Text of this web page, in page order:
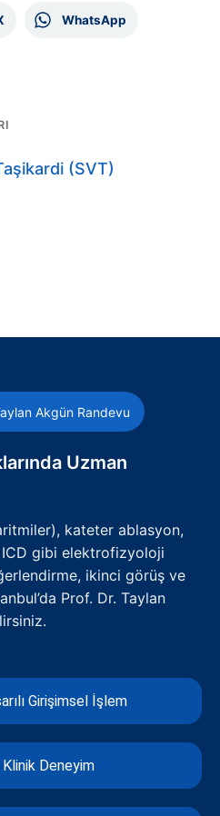
WhatsApp
(SVT)
Akgün Randevu
Uzman
kateter ablasyon,
gibi elektrofizyoloji
ikinci görüş ve
Prof. Dr. Taylan
Girişimsel İşlem
Deneyim